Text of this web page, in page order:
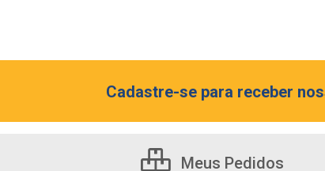
Cadastre-se para receber
Meus Pedidos